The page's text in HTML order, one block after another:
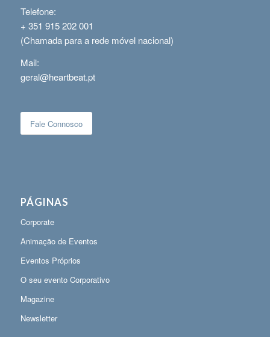
Telefone:
+ 351 915 202 001
(Chamada para a rede móvel nacional)
Mail:
geral@heartbeat.pt
Fale Connosco
PÁGINAS
Corporate
Animação de Eventos
Eventos Próprios
O seu evento Corporativo
Magazine
Newsletter